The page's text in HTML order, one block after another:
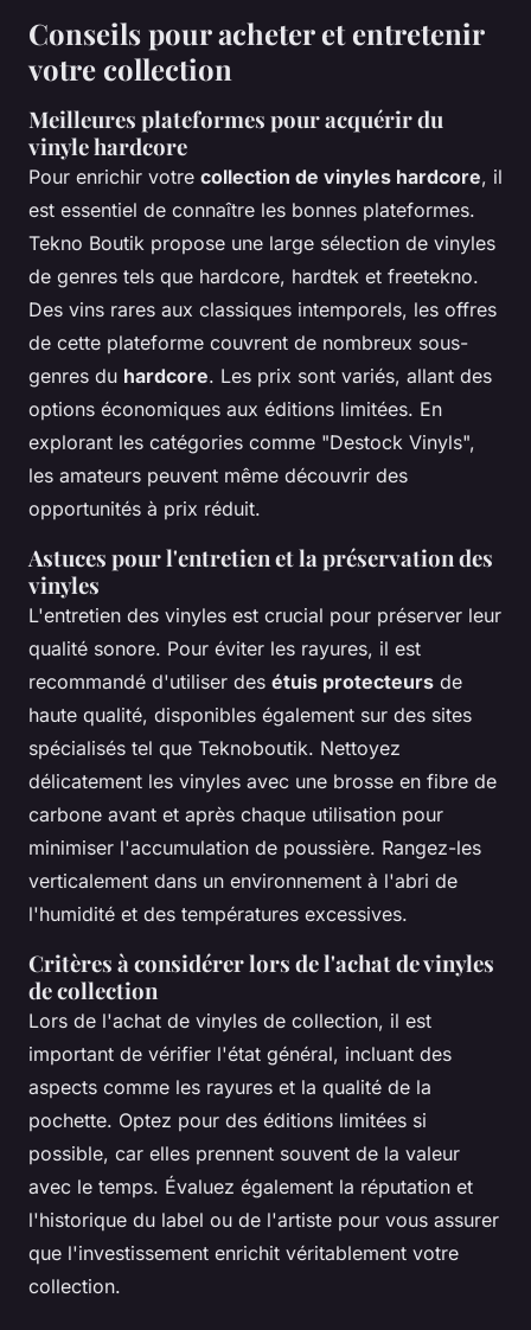
Conseils pour acheter et entretenir
votre collection
Meilleures plateformes pour acquérir du
vinyle hardcore
Pour enrichir votre collection de vinyles hardcore, il
est essentiel de connaître les bonnes plateformes.
Tekno Boutik propose une large sélection de vinyles
de genres tels que hardcore, hardtek et freetekno.
Des vins rares aux classiques intemporels, les offres
de cette plateforme couvrent de nombreux sous-
genres du hardcore. Les prix sont variés, allant des
options économiques aux éditions limitées. En
explorant les catégories comme "Destock Vinyls",
les amateurs peuvent même découvrir des
opportunités à prix réduit.
Astuces pour l'entretien et la préservation des
vinyles
L'entretien des vinyles est crucial pour préserver leur
qualité sonore. Pour éviter les rayures, il est
recommandé d'utiliser des étuis protecteurs de
haute qualité, disponibles également sur des sites
spécialisés tel que Teknoboutik. Nettoyez
délicatement les vinyles avec une brosse en fibre de
carbone avant et après chaque utilisation pour
minimiser l'accumulation de poussière. Rangez-les
verticalement dans un environnement à l'abri de
l'humidité et des températures excessives.
Critères à considérer lors de l'achat de vinyles
de collection
Lors de l'achat de vinyles de collection, il est
important de vérifier l'état général, incluant des
aspects comme les rayures et la qualité de la
pochette. Optez pour des éditions limitées si
possible, car elles prennent souvent de la valeur
avec le temps. Évaluez également la réputation et
l'historique du label ou de l'artiste pour vous assurer
que l'investissement enrichit véritablement votre
collection.